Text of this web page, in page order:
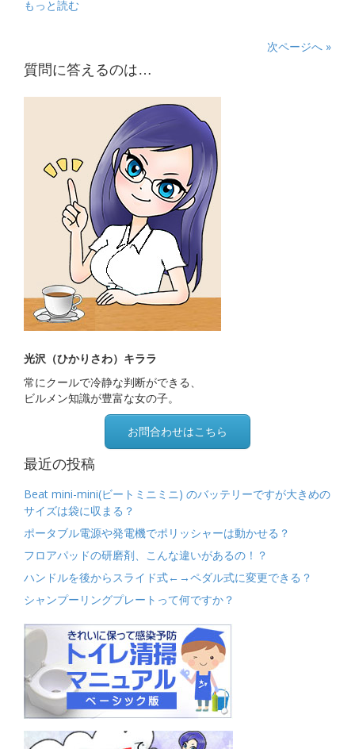
もっと読む
次ページへ »
質問に答えるのは…
光沢（ひかりさわ）キララ
常にクールで冷静な判断ができる、
ビルメン知識が豊富な女の子。
お問合わせはこちら
最近の投稿
Beat mini-mini(ビートミニミニ) のバッテリーですが大きめの
サイズは袋に収まる？
ポータブル電源や発電機でポリッシャーは動かせる？
フロアパッドの研磨剤、こんな違いがあるの！？
ハンドルを後からスライド式←→ペダル式に変更できる？
シャンプーリングプレートって何ですか？